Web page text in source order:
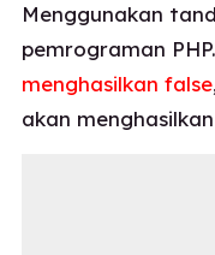
Menggunakan
pemrograman
menghasilkan false
akan